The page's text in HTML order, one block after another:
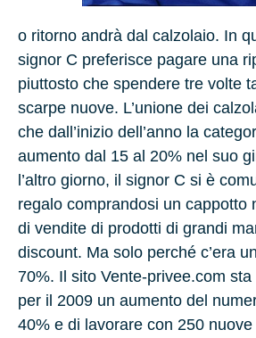
o ritorno andrà dal calzolaio. In
signor C preferisce pagare una
piuttosto che spendere tre volte
scarpe nuove. L’unione dei
che dall’inizio dell’anno la
aumento dal 15 al 20% nel suo
l’altro giorno, il signor C si è
regalo comprandosi un cappotto
di vendite di prodotti di grandi
discount. Ma solo perché c’era
70%. Il sito Vente-privee.com
per il 2009 un aumento del
40% e di lavorare con 250